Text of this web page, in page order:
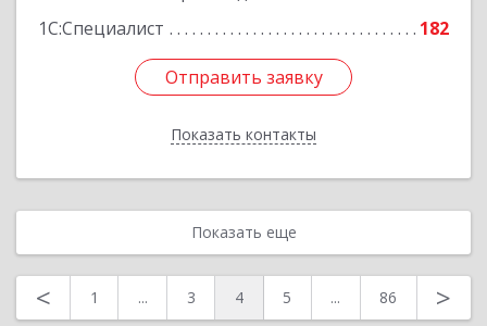
1С:Специалист
182
Отправить заявку
Показать контакты
Отправить заявку
Назад
Показать еще
< 1 ... 3 4 5 ... 86 >